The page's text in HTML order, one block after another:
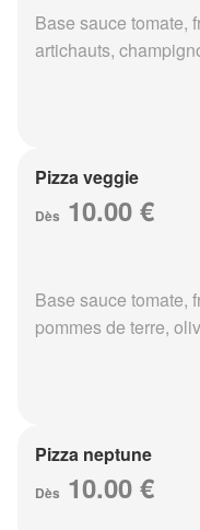
Base sauce tomate,
artichauts,
Pizza veggie
Dès 10.00 €
Base sauce tomate,
pommes de terre,
Pizza neptune
Dès 10.00 €